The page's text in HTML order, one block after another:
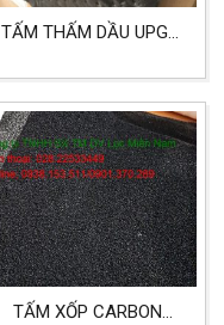
TẤM THẤM DẦU UPG-
TẤM XỐP CARBON